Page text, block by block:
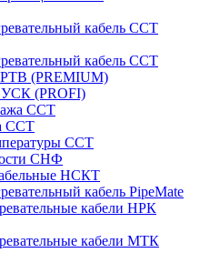
кабель ССТ
кабель ССТ
РТВ (PREMIUM)
УСК (PROFI)
ССТ
ССТ
ССТ
СНФ
НСКТ
кабель PipeMate
кабели НРК
кабели МТК